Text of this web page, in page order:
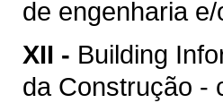
de engenharia
XII - Building
da Construção -